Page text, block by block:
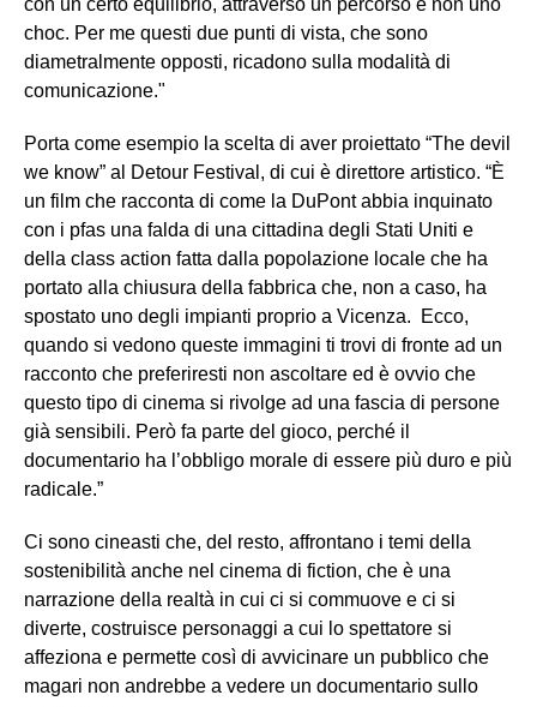
con un certo equilibrio, attraverso un percorso e non uno
choc. Per me questi due punti di vista, che sono
diametralmente opposti, ricadono sulla modalità di
comunicazione."
Porta come esempio la scelta di aver proiettato “The devil
we know” al Detour Festival, di cui è direttore artistico. “È
un film che racconta di come la DuPont abbia inquinato
con i pfas una falda di una cittadina degli Stati Uniti e
della class action fatta dalla popolazione locale che ha
portato alla chiusura della fabbrica che, non a caso, ha
spostato uno degli impianti proprio a Vicenza. Ecco,
quando si vedono queste immagini ti trovi di fronte ad un
racconto che preferiresti non ascoltare ed è ovvio che
questo tipo di cinema si rivolge ad una fascia di persone
già sensibili. Però fa parte del gioco, perché il
documentario ha l’obbligo morale di essere più duro e più
radicale.”
Ci sono cineasti che, del resto, affrontano i temi della
sostenibilità anche nel cinema di fiction, che è una
narrazione della realtà in cui ci si commuove e ci si
diverte, costruisce personaggi a cui lo spettatore si
affeziona e permette così di avvicinare un pubblico che
magari non andrebbe a vedere un documentario sullo